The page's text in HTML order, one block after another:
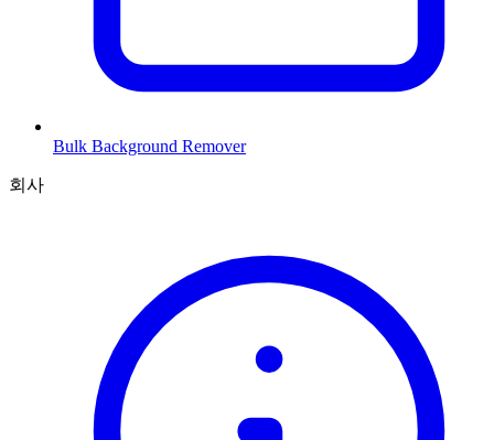
Bulk Background Remover
회사